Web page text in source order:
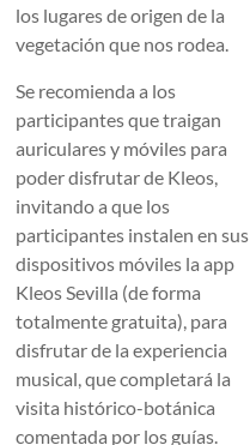
los lugares de origen de la
vegetación que nos rodea.
Se recomienda a los
participantes que traigan
auriculares y móviles para
poder disfrutar de Kleos,
invitando a que los
participantes instalen en sus
dispositivos móviles la app
Kleos Sevilla (de forma
totalmente gratuita), para
disfrutar de la experiencia
musical, que completará la
visita histórico-botánica
comentada por los guías.